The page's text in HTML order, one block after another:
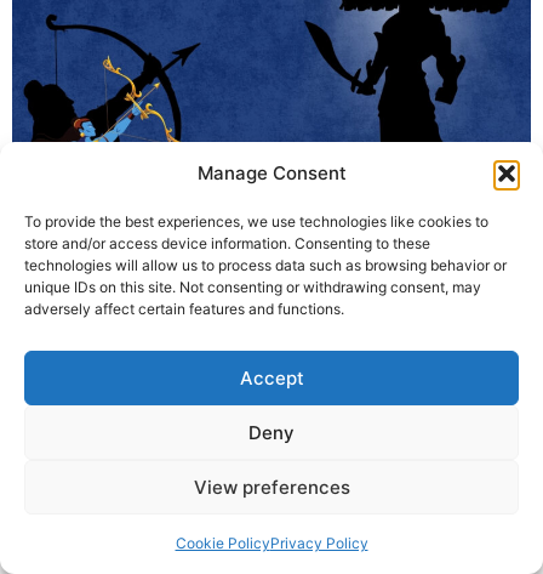
Manage Consent
To provide the best experiences, we use technologies like cookies to
store and/or access device information. Consenting to these
technologies will allow us to process data such as browsing behavior or
unique IDs on this site. Not consenting or withdrawing consent, may
adversely affect certain features and functions.
Accept
Deny
View preferences
Cookie PolicyPrivacy Policy
विजयादशमी, जिसे दशहरा भी कहा जाता है, बुराई पर अच्छाई की जीत का पर्व
है। यह पर्व रावण के पुतले के दहन के रूप में मनाया जाता है, जो प्रतीक है
रावण के अहंकार और बुराई का अंत करने का। लेकिन क्या रावण वास्तव में
© 2025 Krishna Guruji |Privacy Policy